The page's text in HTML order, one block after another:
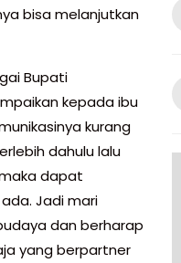
bisa melanjutkan
Bupati
kepada ibu
kurang
dahulu lalu
dapat
Jadi mari
dan berharap
yang berpartner